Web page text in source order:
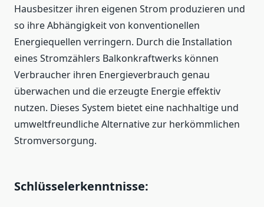
Hausbesitzer ihren eigenen Strom produzieren und
so ihre Abhängigkeit von konventionellen
Energiequellen verringern. Durch die Installation
eines Stromzählers Balkonkraftwerks können
Verbraucher ihren Energieverbrauch genau
überwachen und die erzeugte Energie effektiv
nutzen. Dieses System bietet eine nachhaltige und
umweltfreundliche Alternative zur herkömmlichen
Stromversorgung.
Schlüsselerkenntnisse: